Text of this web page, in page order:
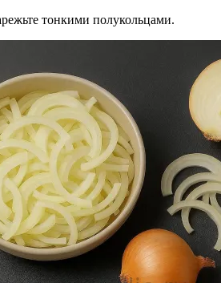
тонкими полукольцами.